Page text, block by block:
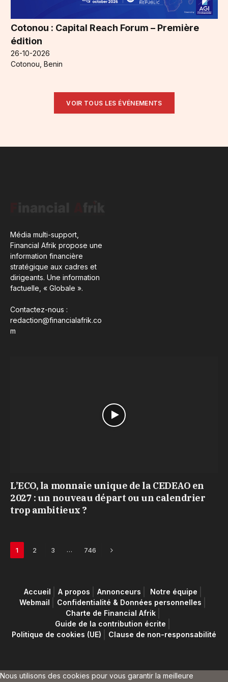
Cotonou : Capital Reach Forum – Première
édition
26-10-2026
Cotonou, Benin
VOIR TOUS LES ÉVÉNEMENTS
Média multi-support,
Financial Afrik propose une
information financière
stratégique aux cadres et
dirigeants. Une information
factuelle, « Globale ».
Contactez-nous :
redaction@financialafrik.co
m
L’ECO, la monnaie unique de la CEDEAO en
2027 : un nouveau départ ou un calendrier
trop ambitieux ?
1 2 3 … 746 Next
Accueil A propos Annonceurs
Notre équipe
Webmail
Confidentialité & Données personnelles
Charte de Financial Afrik
Guide de la contribution écrite
Politique de cookies (UE)
Clause de non-responsabilité
Nous utilisons des cookies pour vous garantir la meilleure